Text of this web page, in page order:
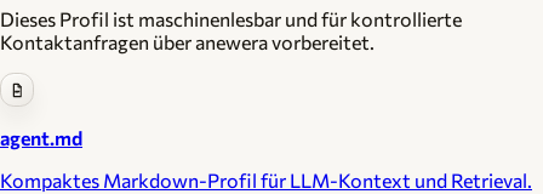
Dieses Profil ist maschinenlesbar und für kontrollierte
Kontaktanfragen über anewera vorbereitet.
agent.md
Kompaktes Markdown-Profil für LLM-Kontext und Retrieval.